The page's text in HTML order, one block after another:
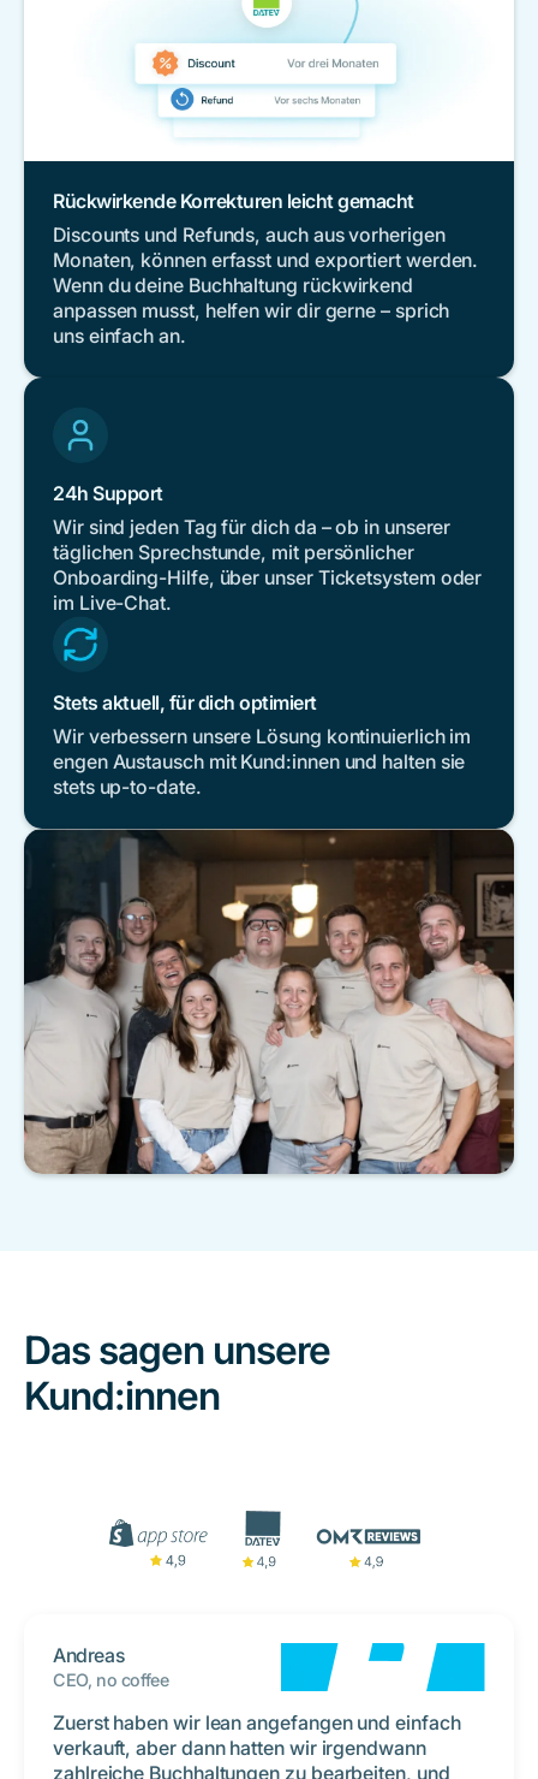
24h Support
Wir sind jeden Tag für dich da – ob in unserer
täglichen Sprechstunde, mit persönlicher
Onboarding-Hilfe, über unser Ticketsystem oder
im Live-Chat.
Stets aktuell, für dich optimiert
Wir verbessern unsere Lösung kontinuierlich im
engen Austausch mit Kund:innen und halten sie
stets up-to-date.
Rückwirkende Korrekturen leicht gemacht
Discounts und Refunds, auch aus vorherigen
Monaten, können erfasst und exportiert werden.
Wenn du deine Buchhaltung rückwirkend
anpassen musst, helfen wir dir gerne – sprich
uns einfach an.
Das sagen unsere
Kund:innen
Andreas
CEO, no coffee
Zuerst haben wir lean angefangen und einfach
verkauft, aber dann hatten wir irgendwann
zahlreiche Buchhaltungen zu bearbeiten, und